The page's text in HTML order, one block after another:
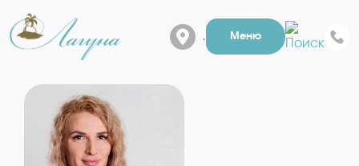
г. Барнаул,
Меню